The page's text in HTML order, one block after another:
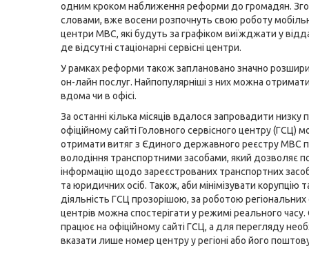
одним кроком наближення реформи до громадян.
словами, вже восени розпочнуть свою роботу
центри МВС, які будуть за графіком виїжджати у
де відсутні стаціонарні сервісні центри.
У рамках реформи також заплановано значно
он-лайн послуг. Найпопулярніші з них можна
вдома чи в офісі.
За останні кілька місяців вдалося запровадити низку
офіційному сайті Головного сервісного центру (ГСЦ)
отримати витяг з Єдиного державного реєстру МВС
володіння транспортними засобами, який дозволяє
інформацію щодо зареєстрованих транспортних
та юридичних осіб. Також, аби мінімізувати корупцію
діяльність ГСЦ прозорішою, за роботою регіональних
центрів можна спостерігати у режимі реального часу.
працює на офіційному сайті ГСЦ, а для перегляду
вказати лише номер центру у регіоні або його